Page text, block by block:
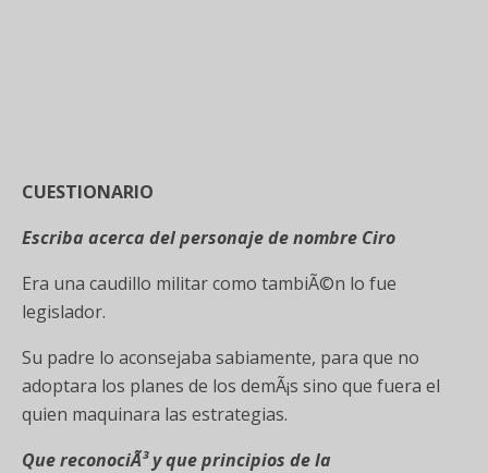
CUESTIONARIO
Escriba acerca del personaje de nombre Ciro
Era una caudillo militar como tambiÃ©n lo fue
legislador.
Su padre lo aconsejaba sabiamente, para que no
adoptara los planes de los demÃ¡s sino que fuera el
quien maquinara las estrategias.
Que reconociÃ³ y que principios de la